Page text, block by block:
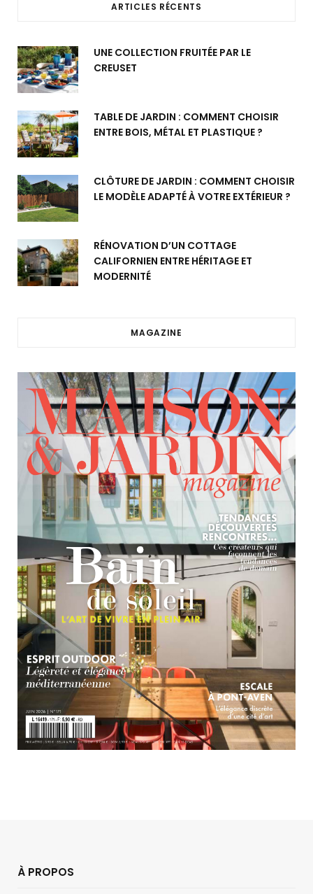
ARTICLES RÉCENTS
UNE COLLECTION FRUITÉE PAR LE
CREUSET
TABLE DE JARDIN : COMMENT CHOISIR
ENTRE BOIS, MÉTAL ET PLASTIQUE ?
CLÔTURE DE JARDIN : COMMENT CHOISIR
LE MODÈLE ADAPTÉ À VOTRE EXTÉRIEUR ?
RÉNOVATION D’UN COTTAGE
CALIFORNIEN ENTRE HÉRITAGE ET
MODERNITÉ
MAGAZINE
À PROPOS